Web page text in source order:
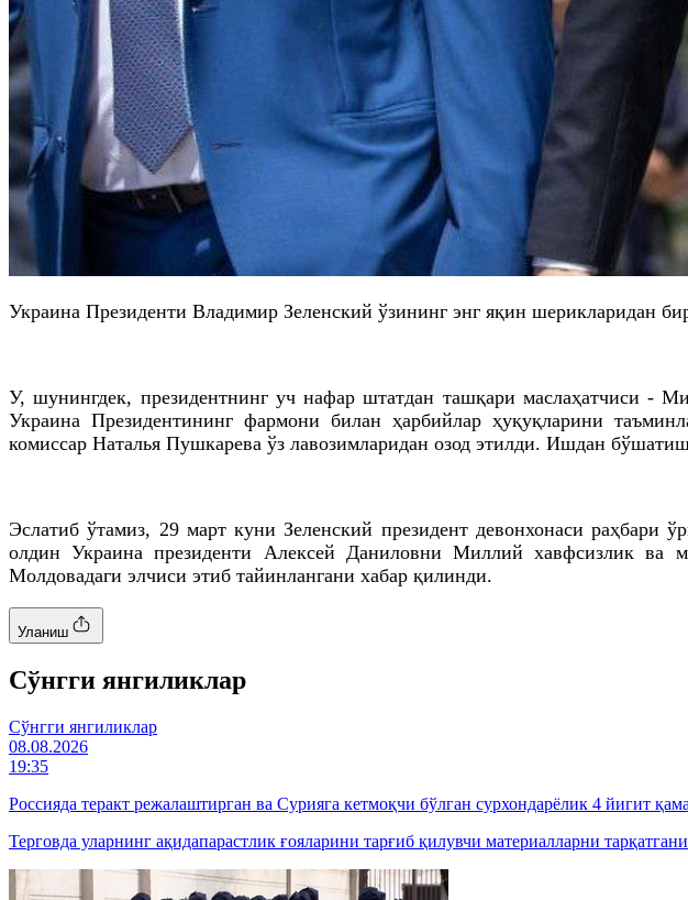
Украина Президенти Владимир Зеленский ўзининг энг яқин шерикларидан
У, шунингдек, президентнинг уч нафар штатдан ташқари маслаҳатчиси -
Украина Президентининг фармони билан ҳарбийлар ҳуқуқларини
комиссар Наталья Пушкарева ўз лавозимларидан озод этилди. Ишдан
Эслатиб ўтамиз, 29 март куни Зеленский президент девонхонаси раҳбари
олдин Украина президенти Алексей
Даниловни Миллий хавфсизлик ва
Молдовадаги элчиси этиб тайинлангани хабар қилинди.
Уланиш
Cўнгги янгиликлар
Cўнгги янгиликлар
08.08.2026
19:35
Россияда теракт режалаштирган ва Сурияга кетмоқчи бўлган сурхондарёлик 4 йигит
Терговда уларнинг ақидапарастлик ғояларини тарғиб қилувчи материалларни